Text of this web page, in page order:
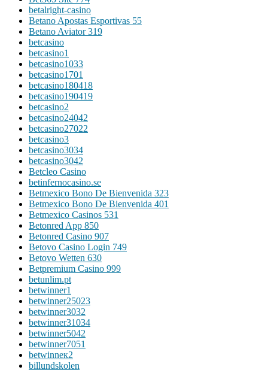
betalright-casino
Betano Apostas Esportivas 55
Betano Aviator 319
betcasino
betcasino1
betcasino1033
betcasino1701
betcasino180418
betcasino190419
betcasino2
betcasino24042
betcasino27022
betcasino3
betcasino3034
betcasino3042
Betcleo Casino
betinfernocasino.se
Betmexico Bono De Bienvenida 323
Betmexico Bono De Bienvenida 401
Betmexico Casinos 531
Betonred App 850
Betonred Casino 907
Betovo Casino Login 749
Betovo Wetten 630
Betpremium Casino 999
betunlim.pt
betwinner1
betwinner25023
betwinner3032
betwinner31034
betwinner5042
betwinner7051
betwinneк2
billundskolen